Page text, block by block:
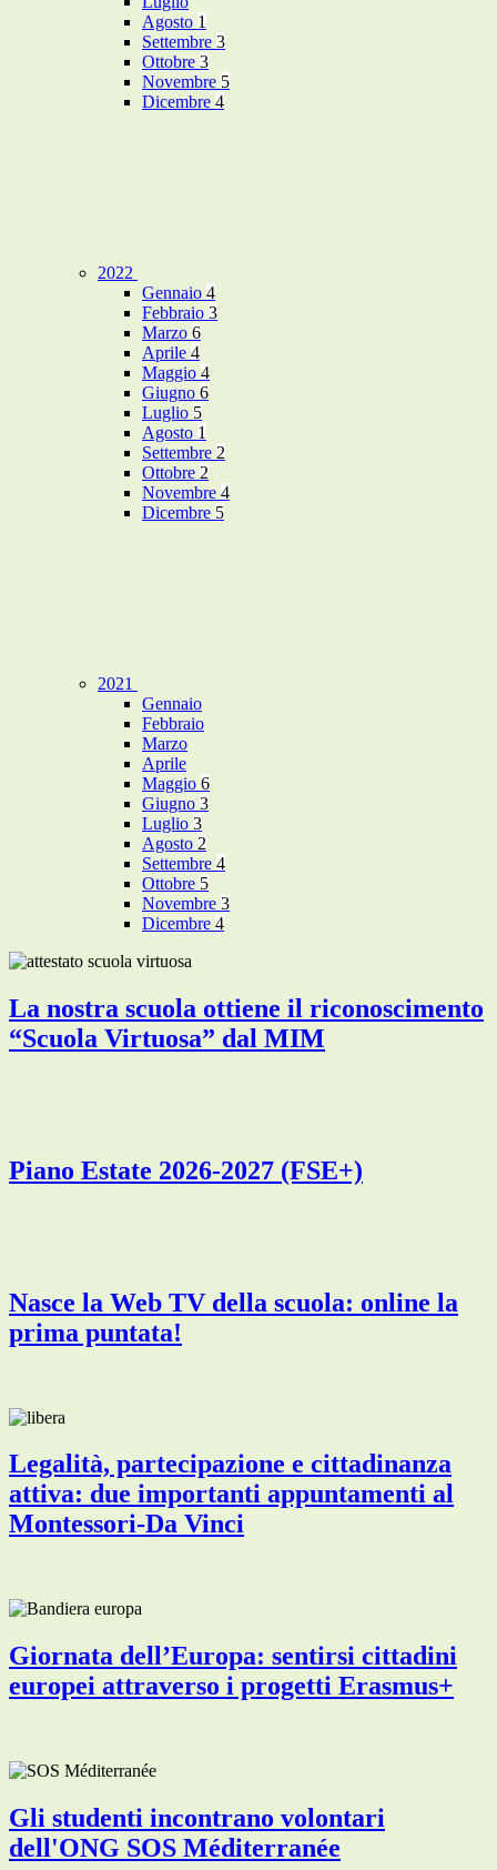
Agosto 1
Settembre 3
Ottobre 3
Novembre 5
Dicembre 4
2022
Gennaio 4
Febbraio 3
Marzo 6
Aprile 4
Maggio 4
Giugno 6
Luglio 5
Agosto 1
Settembre 2
Ottobre 2
Novembre 4
Dicembre 5
2021
Gennaio
Febbraio
Marzo
Aprile
Maggio 6
Giugno 3
Luglio 3
Agosto 2
Settembre 4
Ottobre 5
Novembre 3
Dicembre 4
La nostra scuola ottiene il riconoscimento
“Scuola Virtuosa” dal MIM
Piano Estate 2026-2027 (FSE+)
Nasce la Web TV della scuola: online la
prima puntata!
Legalità, partecipazione e cittadinanza
attiva: due importanti appuntamenti al
Montessori-Da Vinci
Giornata dell’Europa: sentirsi cittadini
europei attraverso i progetti Erasmus+
Gli studenti incontrano volontari
dell'ONG SOS Méditerranée